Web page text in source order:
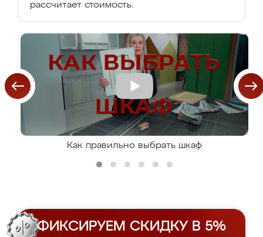
рассчитает стоимость.
Как правильно выбрать шкаф
ФИКСИРУЕМ СКИДКУ В 5%